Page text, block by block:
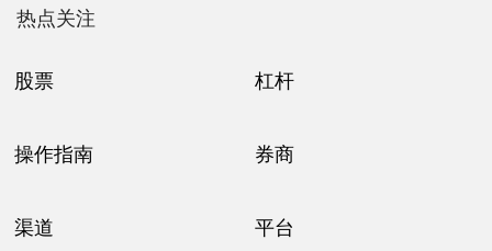
热点关注
股票 杠杆
操作指南 券商
渠道 平台